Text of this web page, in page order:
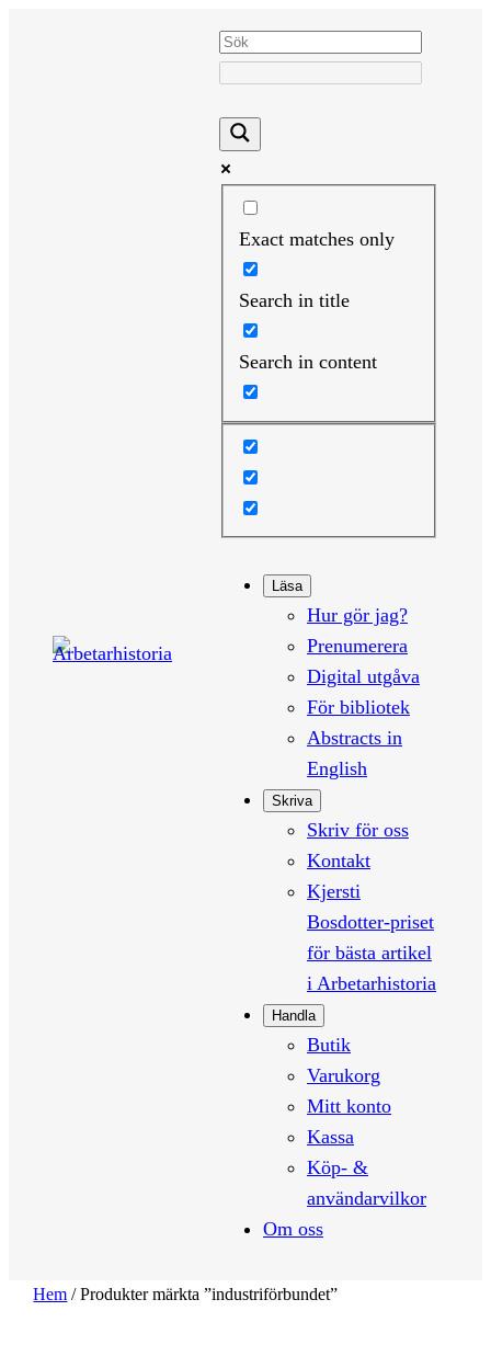
Exact matches only
Search in title
Search in content
Läsa
Hur gör jag?
Prenumerera
Digital utgåva
För bibliotek
Abstracts in
English
Skriva
Skriv för oss
Kontakt
Kjersti
Bosdotter-priset
för bästa artikel
i Arbetarhistoria
Handla
Butik
Varukorg
Mitt konto
Kassa
Köp- &
användarvilkor
Om oss
Hem / Produkter märkta ”industriförbundet”